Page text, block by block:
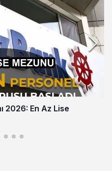
2026: En Az Lise